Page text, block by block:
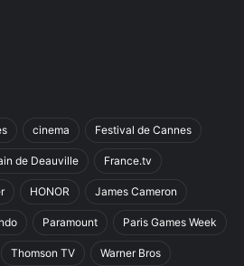
cinema Festival de Cannes
de Deauville France.tv
HONOR James Cameron
Paramount Paris Games Week
Thomson TV Warner Bros